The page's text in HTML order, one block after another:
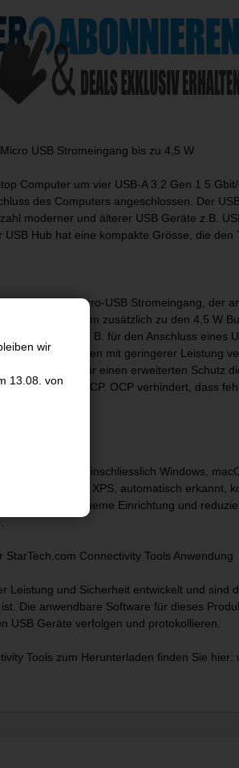
wir
13.08. von
USB Stromeingang bis zu 4,5 W
Computer um vier USB-A 3.2 Gen 1 5
des Computers angeschlossen. Der
moderner und älterer USB Geräte z.B.
Hub hat eine kompakte Grösse, die
über einen Micro-USB Stromeingang, der
W 5V/0,9A Strom zusätzlich zu den 4,5 W
wird, z. B. für den Anschluss eines
von Geräten mit geringerer Leistung
liefern. Für einen erweiterten Schutz
OCP. OCP verhindert, dass
einschliesslich Windows,
und Dell XPS, automatisch erkannt,
und bequeme Einrichtung und
Connectivity Tools Anwendung
Leistung und Sicherheit entwickelt und sind
Die anwendbare Software für dieses
USB Geräte verfolgen und protokollieren.
Tools zum Herunterladen finden Sie hier: